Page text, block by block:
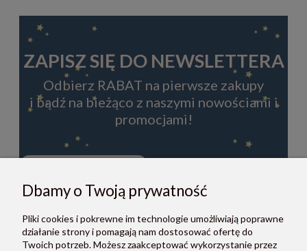
ZAPISZ SIĘ DO NEWSLETTERA
Odbierz RABAT na pierwsze zakupy
i bądź na bieżąco z naszymi nowościami i
promocjami!
ZAPISZ SIĘ
Zapisując się do newslettera, akceptujesz Regulamin i Politykę
prywatności.
Dbamy o Twoją prywatność
Pliki cookies i pokrewne im technologie umożliwiają poprawne
działanie strony i pomagają nam dostosować ofertę do
Twoich potrzeb. Możesz zaakceptować wykorzystanie przez